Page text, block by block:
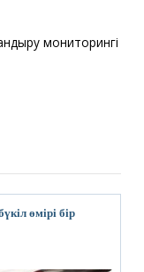
мониторингі
өмірі бір